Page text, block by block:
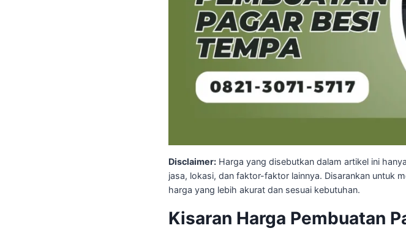
Disclaimer: Harga yang disebutkan dalam artikel ini
jasa, lokasi, dan faktor-faktor lainnya. Disarankan untuk
harga yang lebih akurat dan sesuai kebutuhan.
Kisaran Harga Pembuatan